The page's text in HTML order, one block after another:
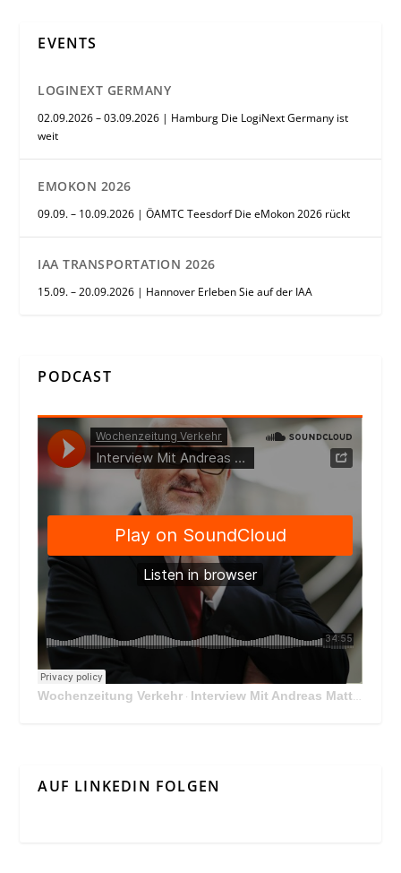
EVENTS
LOGINEXT GERMANY
02.09.2026 – 03.09.2026 | Hamburg Die LogiNext Germany ist
weit
EMOKON 2026
09.09. – 10.09.2026 | ÖAMTC Teesdorf Die eMokon 2026 rückt
IAA TRANSPORTATION 2026
15.09. – 20.09.2026 | Hannover Erleben Sie auf der IAA
PODCAST
Wochenzeitung Verkehr · Interview Mit Andreas Matthä, CEO der ÖBB Holding
AUF LINKEDIN FOLGEN